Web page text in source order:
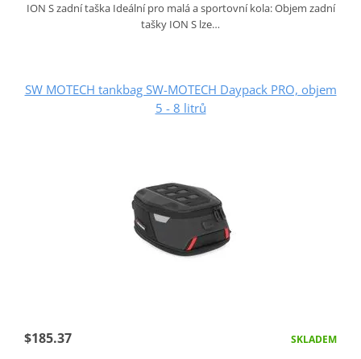
ION S zadní taška Ideální pro malá a sportovní kola: Objem zadní
tašky ION S lze…
SW MOTECH tankbag SW-MOTECH Daypack PRO, objem
5 - 8 litrů
$185.37 SKLADEM